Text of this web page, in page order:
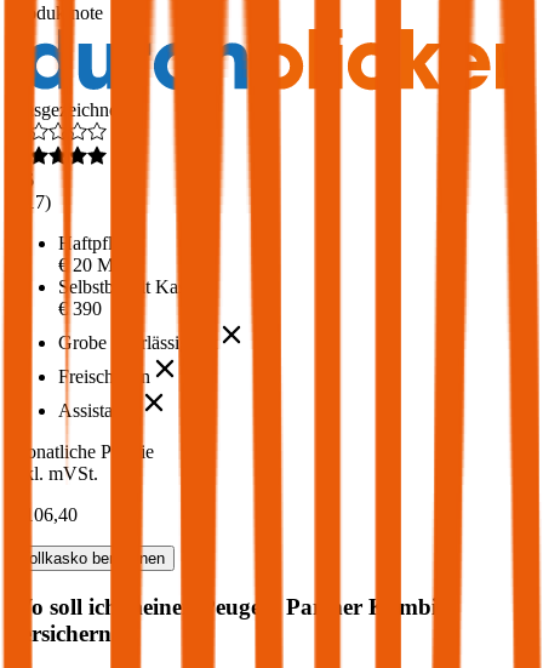
Produktnote
Ausgezeichnet
4,6
217)
Haftpflicht
€ 20 Mio.
Selbstbehalt Kasko
€ 390
Grobe Fahrlässigkeit
Freischaden
Assistance
Monatliche Prämie
inkl. mVSt.
€ 106,40
Vollkasko berechnen
Wo soll ich meinen Peugeot
Partner Kombi
versichern?